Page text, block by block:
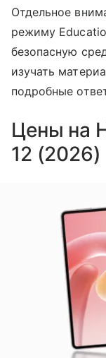
Отдельное
режиму
безопасную
изучать
подробные
Цены на
12 (2026)